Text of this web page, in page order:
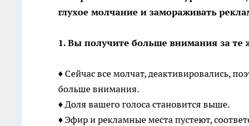
глухое молчание и замораживать
1. Вы получите больше внимания за те
♦ Сейчас все молчат, деактивировались,
больше внимания.
♦ Доля вашего голоса становится выше.
♦ Эфир и рекламные места пустеют,